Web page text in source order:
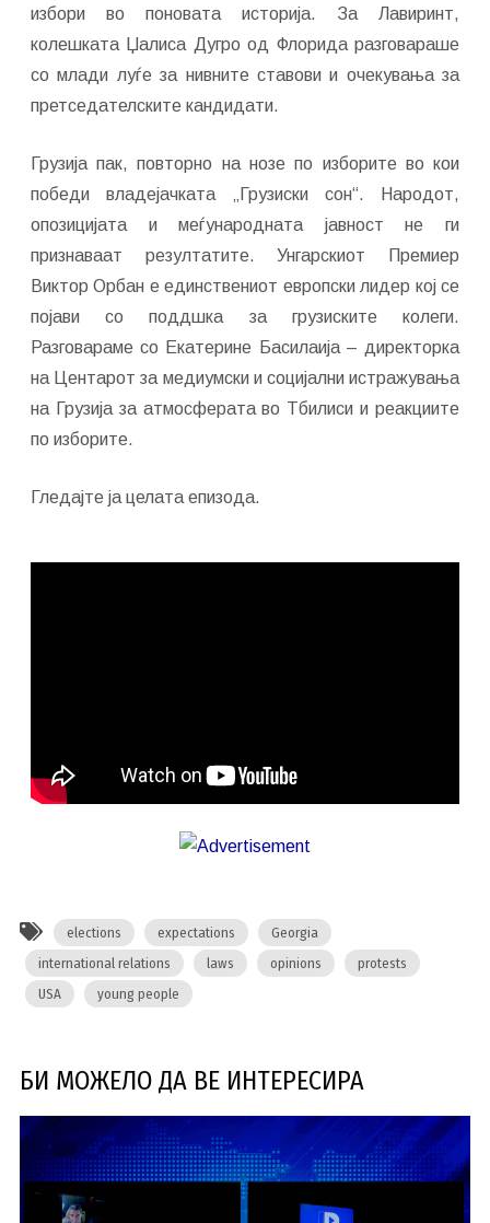
избори во поновата историја. За Лавиринт,
колешката Џалиса Дугро од Флорида разговараше
со млади луѓе за нивните ставови и очекувања за
претседателските кандидати.
Грузија пак, повторно на нозе по изборите во кои
победи владејачката „Грузиски сон“. Народот,
опозицијата и меѓународната јавност не ги
признаваат резултатите. Унгарскиот Премиер
Виктор Орбан е единствениот европски лидер кој се
појави со поддшка за грузиските колеги.
Разговараме со Екатерине Басилаија – директорка
на Центарот за медиумски и социјални истражувања
на Грузија за атмосферата во Тбилиси и реакциите
по изборите.
Гледајте ја целата епизода.
elections expectations
Georgia
international relations
laws opinions
protests
USA
young people
БИ МОЖЕЛО ДА ВЕ ИНТЕРЕСИРА